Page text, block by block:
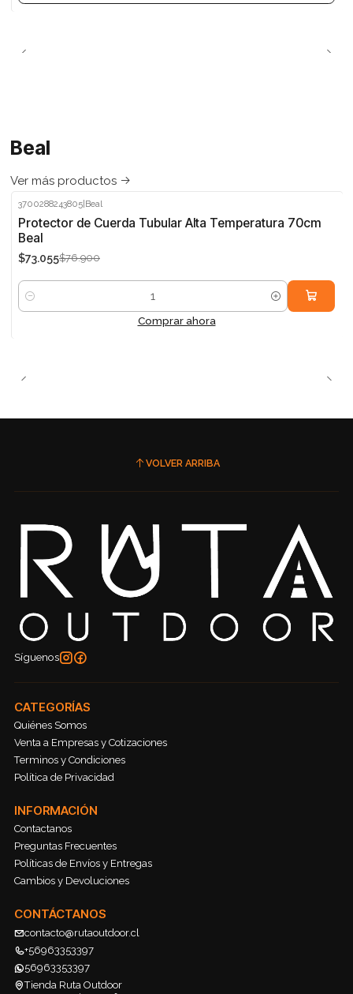
Beal
Ver más productos
-5%
3700288243805 Beal
Protector de Cuerda Tubular Alta Temperatura 70cm
Beal
$73.055$76.900
Cantidad
Comprar ahora
VOLVER ARRIBA
Síguenos
CATEGORÍAS
Quiénes Somos
Venta a Empresas y Cotizaciones
Terminos y Condiciones
Política de Privacidad
INFORMACIÓN
Contactanos
Preguntas Frecuentes
Políticas de Envíos y Entregas
Cambios y Devoluciones
CONTÁCTANOS
contacto@rutaoutdoor.cl
+56963353397
56963353397
Tienda Ruta Outdoor